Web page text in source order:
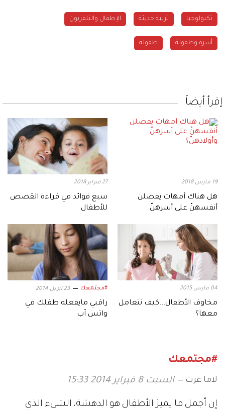
تكنولوجيا تربية حديثة الإطفال والتلفزيون
أسرة وطفولة طفولة
إقرأ أيضاً
19 مارس 2018
هل هناك أمهات يفضلن
أنفسهنّ على أسرهنّ
27 فبراير 2018
سبع فوائد في قراءة القصص
للأطفال
04 مارس 2015
مخاوف الأطفال...كيف نتعامل
معها؟
#مجتمعك 23 ابريل 2014
راقبي مايفعله طفلك في
واتس آب
#مجتمعك
لاما عزت السبت 8 فبراير 2014 15:33
إن أجمل ما يميز الأطفال هو الدهشة، الشيء الذي